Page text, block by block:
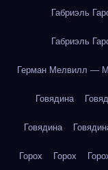
Габриэль
Габриэль
Герман Мелвилл —
Говядина
Говядина
Горох Горох